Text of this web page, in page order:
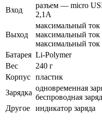
Вход
разъем — micro
2,1А
Выход
максимальный
максимальный
максимальный
Батарея Li-Polymer
Вес
240 г
Корпус пластик
Зарядка
одновременная
беспроводная
Другое
индикатор заряда